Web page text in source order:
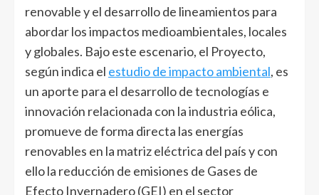
renovable y el desarrollo de lineamientos para
abordar los impactos medioambientales, locales
y globales. Bajo este escenario, el Proyecto,
según indica el estudio de impacto ambiental, es
un aporte para el desarrollo de tecnologías e
innovación relacionada con la industria eólica,
promueve de forma directa las energías
renovables en la matriz eléctrica del país y con
ello la reducción de emisiones de Gases de
Efecto Invernadero (GEI) en el sector